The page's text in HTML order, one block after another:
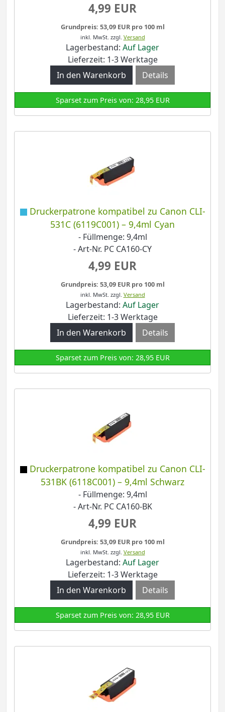
4,99 EUR
Grundpreis: 53,09 EUR pro 100 ml
inkl. MwSt. zzgl. Versand
Lagerbestand: Auf Lager
Lieferzeit: 1-3 Werktage
Details
Sparset zum Preis von: 28,95 EUR
Druckerpatrone kompatibel zu Canon CLI-
531C (6119C001) – 9,4ml Cyan
- Füllmenge: 9,4ml
- Art-Nr. PC CA160-CY
4,99 EUR
Grundpreis: 53,09 EUR pro 100 ml
inkl. MwSt. zzgl. Versand
Lagerbestand: Auf Lager
Lieferzeit: 1-3 Werktage
Details
Sparset zum Preis von: 28,95 EUR
Druckerpatrone kompatibel zu Canon CLI-
531BK (6118C001) – 9,4ml Schwarz
- Füllmenge: 9,4ml
- Art-Nr. PC CA160-BK
4,99 EUR
Grundpreis: 53,09 EUR pro 100 ml
inkl. MwSt. zzgl. Versand
Lagerbestand: Auf Lager
Lieferzeit: 1-3 Werktage
Details
Sparset zum Preis von: 28,95 EUR